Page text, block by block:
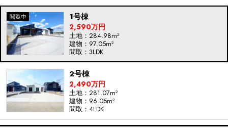
1号棟
2,590万円
土地：284.98m²
建物：97.05m²
間取：3LDK
2号棟
2,490万円
土地：281.07m²
建物：96.05m²
間取：4LDK